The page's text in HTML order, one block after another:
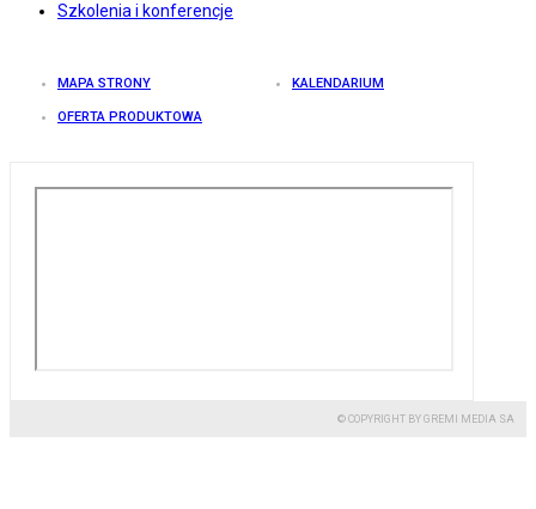
Szkolenia i konferencje
MAPA STRONY KALENDARIUM
OFERTA PRODUKTOWA
© COPYRIGHT BY GREMI MEDIA SA